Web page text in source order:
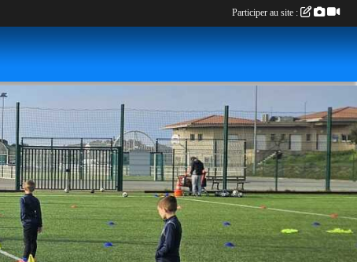
Participer au site :